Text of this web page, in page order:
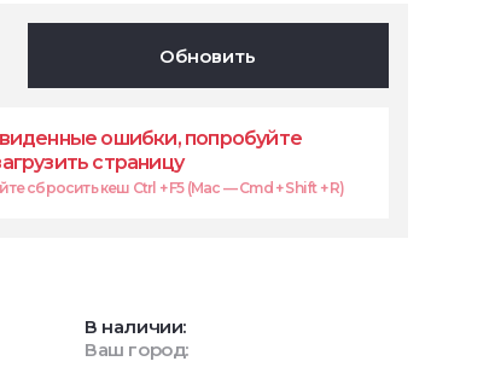
Обновить
ошибки, попробуйте
страницу
сбросить кеш Ctrl + F5 (Mac — Cmd + Shift + R)
В наличии:
Ваш город: